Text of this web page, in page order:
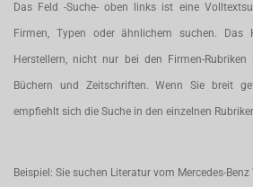
Das Feld -Suche- oben links ist eine
Firmen, Typen oder ähnlichem suchen. Das
Herstellern, nicht nur bei den Firmen-
Büchern und Zeitschriften. Wenn Sie breit
empfiehlt sich die Suche in den einzelnen
Beispiel: Sie suchen Literatur vom Mercedes-